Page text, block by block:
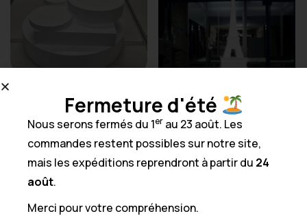
Socle polystyrène pour
wedding cake à l’unité →
jusqu’à 1.20 mètres de ø
et 60 cm d’épaisseur
À partir de0,45€ HT
Tour Eiffel en
polystyrène → jusqu’à 2
mètres de hauteur
Fermeture d'été
Nous serons fermés du 1er au 23 août. Les
commandes restent possibles sur notre site,
mais les expéditions reprendront à partir du 24
août.
Merci pour votre compréhension.